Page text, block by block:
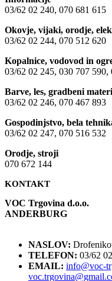
03/62 02 240, 070 681 615
Okovje, vijaki, orodje,
03/62 02 244, 070 512 620
Kopalnice, vodovod in
03/62 02 245, 030 707 590,
Barve, les, gradbeni
03/62 02 246, 070 467 893
Gospodinjstvo, bela
03/62 02 247, 070 516 532
Orodje, stroji
070 672 144
KONTAKT
VOC Trgovina d.o.o.
ANDERBURG
NASLOV:
TELEFON: 03/62
EMAIL: info@voc-